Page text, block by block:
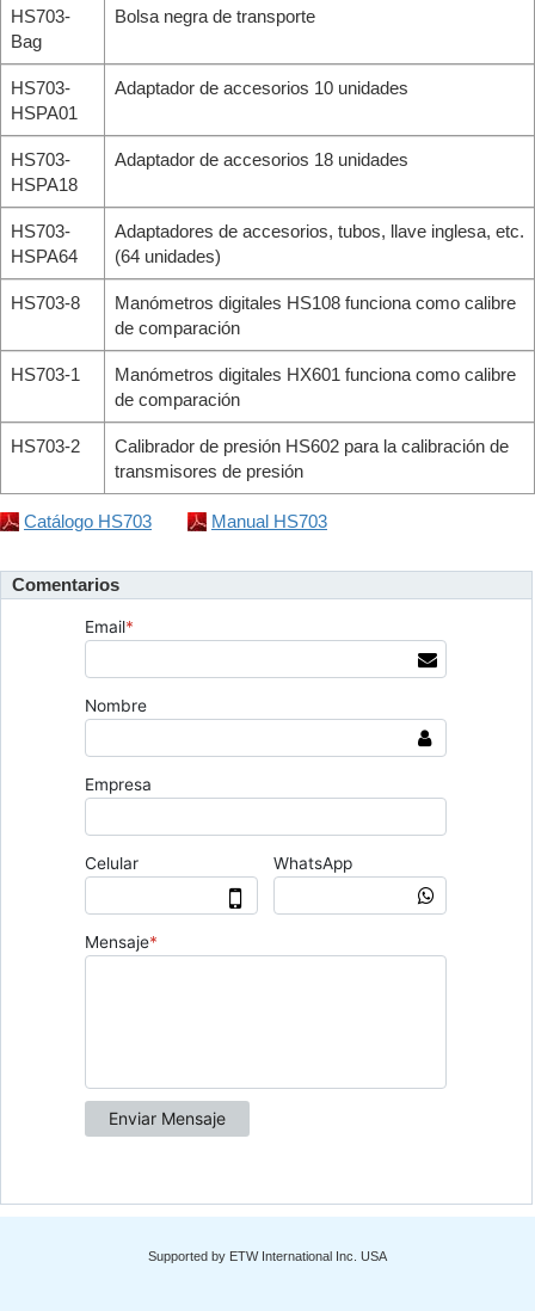
HS703-
Bag
Bolsa negra de transporte
HS703-
HSPA01
Adaptador de accesorios 10 unidades
HS703-
HSPA18
Adaptador de accesorios 18 unidades
HS703-
HSPA64
Adaptadores de accesorios, tubos, llave inglesa, etc.
(64 unidades)
HS703-8
Manómetros digitales HS108 funciona como calibre
de comparación
HS703-1
Manómetros digitales HX601 funciona como calibre
de comparación
HS703-2
Calibrador de presión HS602 para la calibración de
transmisores de presión
Catálogo HS703 Manual HS703
Comentarios
Supported by ETW International Inc. USA